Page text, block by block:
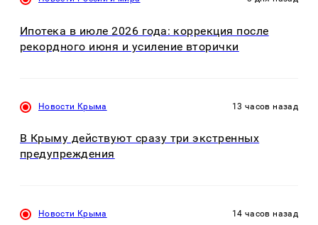
Ипотека в июле 2026 года: коррекция после
рекордного июня и усиление вторички
Новости Крыма 13 часов назад
В Крыму действуют сразу три экстренных
предупреждения
Новости Крыма 14 часов назад